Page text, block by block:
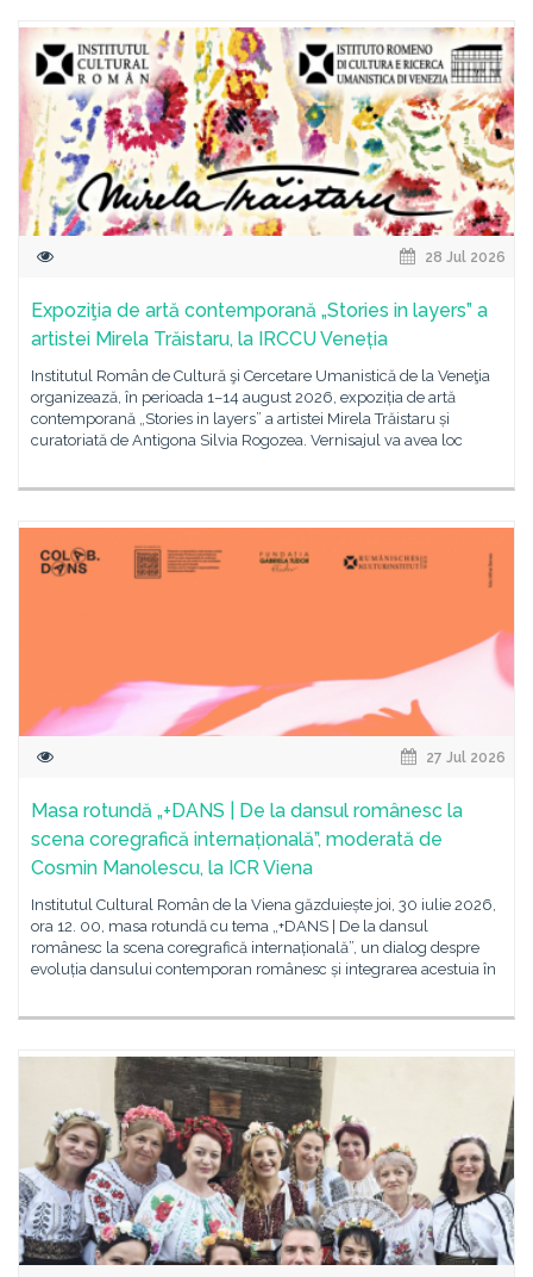
28 Jul 2026
Expoziţia de artă contemporană „Stories in layers” a
artistei Mirela Trăistaru, la IRCCU Veneția
Institutul Român de Cultură şi Cercetare Umanistică de la Veneţia
organizează, în perioada 1–14 august 2026, expoziția de artă
contemporană „Stories in layers” a artistei Mirela Trăistaru și
curatoriată de Antigona Silvia Rogozea. Vernisajul va avea loc
27 Jul 2026
Masa rotundă „+DANS | De la dansul românesc la
scena coregrafică internațională”, moderată de
Cosmin Manolescu, la ICR Viena
Institutul Cultural Român de la Viena găzduiește joi, 30 iulie 2026,
ora 12. 00, masa rotundă cu tema „+DANS | De la dansul
românesc la scena coregrafică internațională”, un dialog despre
evoluția dansului contemporan românesc și integrarea acestuia în